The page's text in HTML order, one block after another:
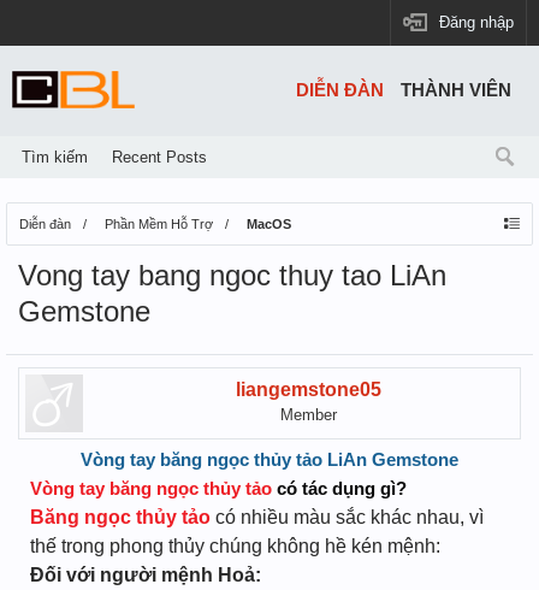
Đăng nhập
Diễn đàn Phần Mềm Hỗ Trợ MacOS
Vong tay bang ngoc thuy tao LiAn
Gemstone
liangemstone05
Member
Vòng tay băng ngọc thủy tảo LiAn Gemstone
Vòng tay băng ngọc thủy tảo có tác dụng gì?
Băng ngọc thủy tảo có nhiều màu sắc khác nhau, vì
thế trong phong thủy chúng không hề kén mệnh:
Đối với người mệnh Hoả:
DIỄN ĐÀN
Tìm kiếm Recent Posts
THÀNH VIÊN